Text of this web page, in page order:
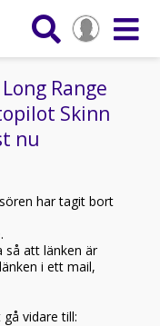
Range
Skinn
nu
har tagit bort
så att länken är
i ett mail,
vidare till: